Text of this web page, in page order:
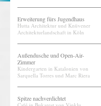
Erweiterung fürs Jugendhaus
Hutta Architektur und Knüvener
Architekturlandschaft in Köln
Außendusche und Open-Air-
Zimmer
Kindergarten in Katalonien von
Sarquella Torres und Marc Riera
Spitze nachverdichtet